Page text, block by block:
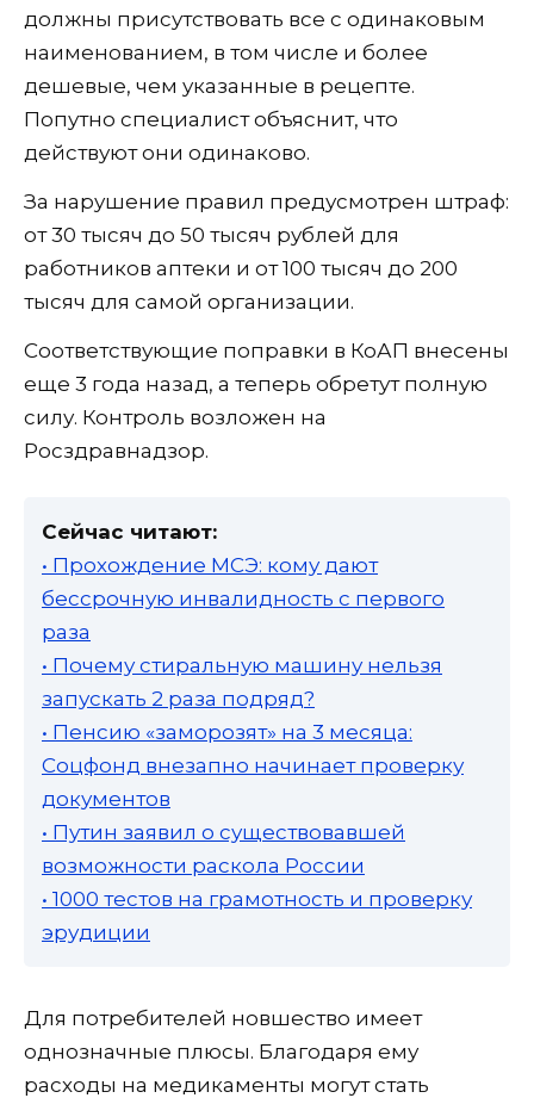
должны присутствовать все с одинаковым
наименованием, в том числе и более
дешевые, чем указанные в рецепте.
Попутно специалист объяснит, что
действуют они одинаково.
За нарушение правил предусмотрен штраф:
от 30 тысяч до 50 тысяч рублей для
работников аптеки и от 100 тысяч до 200
тысяч для самой организации.
Соответствующие поправки в КоАП внесены
еще 3 года назад, а теперь обретут полную
силу. Контроль возложен на
Росздравнадзор.
Сейчас читают:
• Прохождение МСЭ: кому дают
бессрочную инвалидность с первого
раза
• Почему стиральную машину нельзя
запускать 2 раза подряд?
• Пенсию «заморозят» на 3 месяца:
Соцфонд внезапно начинает проверку
документов
• Путин заявил о существовавшей
возможности раскола России
• 1000 тестов на грамотность и проверку
эрудиции
Для потребителей новшество имеет
однозначные плюсы. Благодаря ему
расходы на медикаменты могут стать